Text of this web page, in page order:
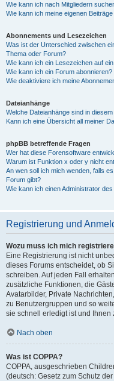
Wie kann ich nach Mitgliedern
Wie kann ich meine eigenen
Abonnements und Lesezeichen
Was ist der Unterschied zwischen
Thema oder Forum?
Wie kann ich ein Lesezeichen auf
Wie kann ich ein Forum abonnieren?
Wie deaktiviere ich meine
Dateianhänge
Welche Dateianhänge sind in
Kann ich eine Übersicht all meiner
phpBB betreffende Fragen
Wer hat diese Forensoftware
Warum ist Funktion x oder y nicht
An wen soll ich mich wenden, falls
Forum gibt?
Wie kann ich einen Administrator
Registrierung und
Wozu muss ich mich
Eine Registrierung ist nicht
dieses Forums entscheidet, ob
schreiben. Auf jeden Fall
zusätzliche Funktionen, die
Avatarbilder, Private
zu Benutzergruppen und so
sie schnell erledigt ist und Ihnen
Nach oben
Was ist COPPA?
COPPA, ausgeschrieben
(deutsch: Gesetz zum Schutz